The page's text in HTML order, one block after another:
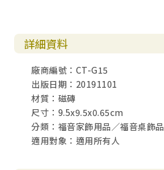
詳細資料
廠商編號：CT-G15
出版日期：20191101
材質：磁磚
尺寸：9.5x9.5x0.65cm
分類：福音家飾用品／福音桌飾品
適用對象：適用所有人